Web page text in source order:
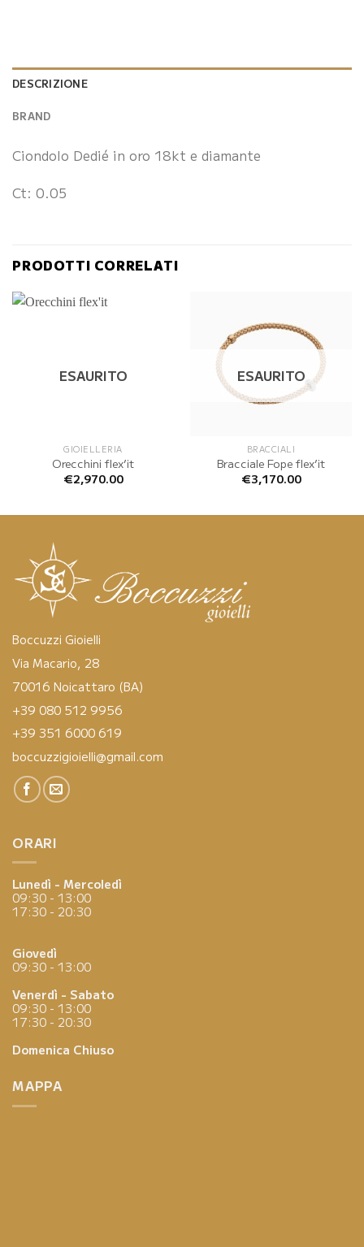
DESCRIZIONE
BRAND
Ciondolo Dedié in oro 18kt e diamante
Ct: 0.05
PRODOTTI CORRELATI
ESAURITO
GIOIELLERIA
Orecchini flex’it
€2,970.00
ESAURITO
BRACCIALI
Bracciale Fope flex’it
€3,170.00
Boccuzzi Gioielli
Via Macario, 28
70016 Noicattaro (BA)
+39 080 512 9956
+39 351 6000 619
boccuzzigioielli@gmail.com
ORARI
Lunedì - Mercoledì
09:30 - 13:00
17:30 - 20:30
Giovedì
09:30 - 13:00
Venerdì - Sabato
09:30 - 13:00
17:30 - 20:30
Domenica Chiuso
MAPPA